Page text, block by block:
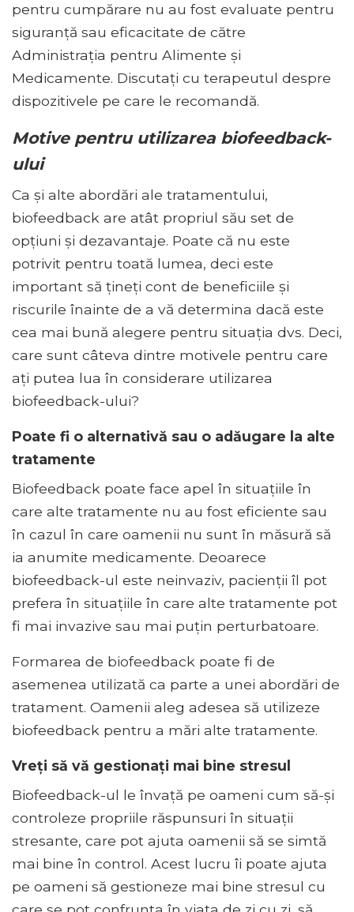
pentru cumpărare nu au fost evaluate pentru
siguranță sau eficacitate de către
Administrația pentru Alimente și
Medicamente. Discutați cu terapeutul despre
dispozitivele pe care le recomandă.
Motive pentru utilizarea biofeedback-
ului
Ca și alte abordări ale tratamentului,
biofeedback are atât propriul său set de
opțiuni și dezavantaje. Poate că nu este
potrivit pentru toată lumea, deci este
important să țineți cont de beneficiile și
riscurile înainte de a vă determina dacă este
cea mai bună alegere pentru situația dvs. Deci,
care sunt câteva dintre motivele pentru care
ați putea lua în considerare utilizarea
biofeedback-ului?
Poate fi o alternativă sau o adăugare la alte
tratamente
Biofeedback poate face apel în situațiile în
care alte tratamente nu au fost eficiente sau
în cazul în care oamenii nu sunt în măsură să
ia anumite medicamente. Deoarece
biofeedback-ul este neinvaziv, pacienții îl pot
prefera în situațiile în care alte tratamente pot
fi mai invazive sau mai puțin perturbatoare.
Formarea de biofeedback poate fi de
asemenea utilizată ca parte a unei abordări de
tratament. Oamenii aleg adesea să utilizeze
biofeedback pentru a mări alte tratamente.
Vreți să vă gestionați mai bine stresul
Biofeedback-ul le învață pe oameni cum să-și
controleze propriile răspunsuri în situații
stresante, care pot ajuta oamenii să se simtă
mai bine în control. Acest lucru îi poate ajuta
pe oameni să gestioneze mai bine stresul cu